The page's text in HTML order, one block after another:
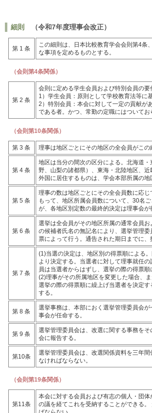
細則 （令和7年度理事会改正）
第 1 条
この細則は、日本比較教育学会会則第4条
な事項を定めるものとする。
（会則第4条関係）
第 2 条
会則に定める学生会員および特別会員の要
1）学生会員：原則として学校教育法等に
2）特別会員：本会に対して一定の貢献が
である者。かつ、常勤の定職にはついてお
（会則第10条関係）
第 3 条 理事は地区ごとにその地区の全会員がこの
第 4 条
地区は当分の間次の区分による。北海道
野、山梨の諸都県）、東海・北陸地区、
外国に居住するものは、学会本部所属の地
第 5 条
理事の数は地区ごとにその全会員数に応
もって、地区所属会員数について、30名
が、各地区別定数の最終的決定は理事会が
第 6 条
選挙は全会員がその地区所属の通常会員
の候補者氏名の無記名により、選挙管理
票によって行う。通告された期日までに、
第 7 条
(1)当選の決定は、地区別の得票順による
より決定する。当選者に対して理事就任
員は当選者からはずし、選挙の際の得票順
(2)理事がその所属地区を変更した場合、
選挙の際の得票順に繰上げ当選者を決定
する。
第 8 条
選挙事務は、本部におく選挙管理委員会
事会が任命する。
第 9 条
選挙管理委員会は、改選に関する事務を
会に報告する。
第10条
選挙管理委員会は、改選関係資料を三年
なければならない。
（会則第19条関係）
第11条
本会に対する会員および有志の個人・団
の議を経てこれを受納することができる